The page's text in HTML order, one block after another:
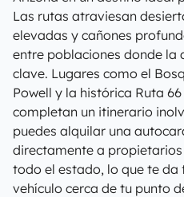
Las rutas atraviesan
elevadas y cañones
entre poblaciones donde la
clave. Lugares como el
Powell y la histórica Ruta
completan un itinerario
puedes alquilar una
directamente a
todo el estado, lo que te
vehículo cerca de tu punto